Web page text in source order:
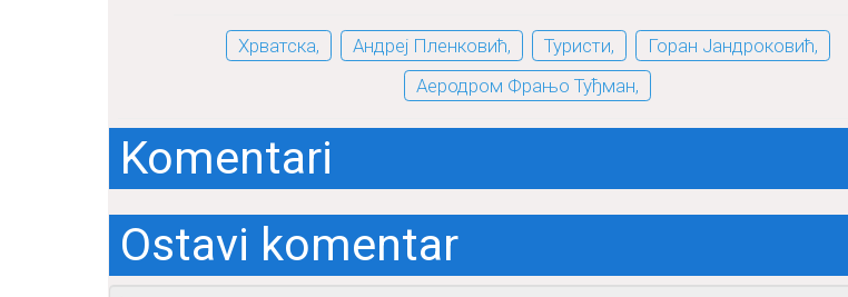
Хрватска, Андреј Пленковић, Туристи,
Горан Јандроковић,
Аеродром Фрањо Туђман,
Komentari
Ostavi komentar